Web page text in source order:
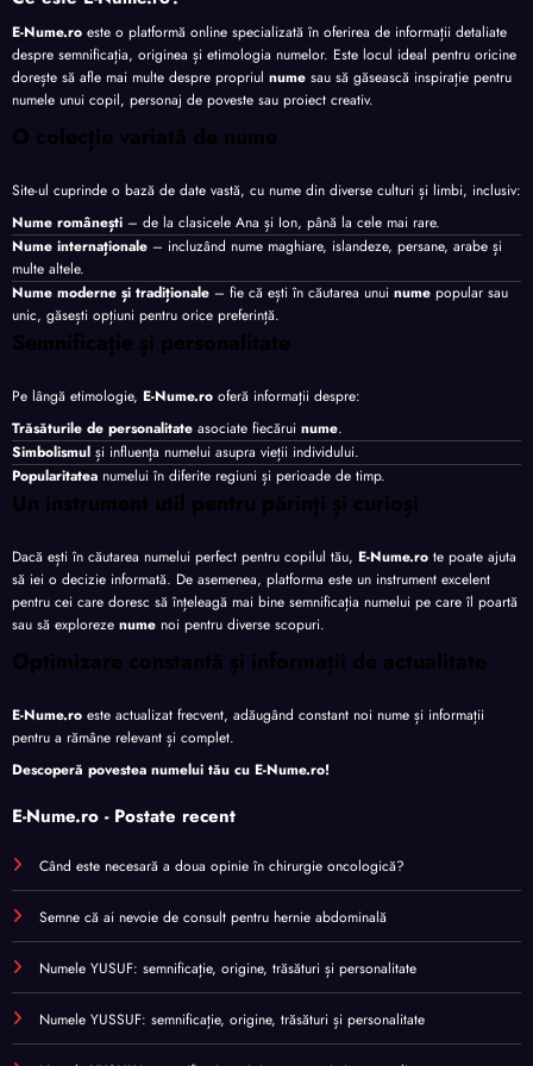
E-Nume.ro este o platformă online specializată în oferirea de informații detaliate
despre semnificația, originea și etimologia numelor. Este locul ideal pentru oricine
dorește să afle mai multe despre propriul nume sau să găsească inspirație pentru
numele unui copil, personaj de poveste sau proiect creativ.
O colecție variată de nume
Site-ul cuprinde o bază de date vastă, cu nume din diverse culturi și limbi, inclusiv:
Nume românești – de la clasicele Ana și Ion, până la cele mai rare.
Nume internaționale – incluzând nume maghiare, islandeze, persane, arabe și
multe altele.
Nume moderne și tradiționale – fie că ești în căutarea unui nume popular sau
unic, găsești opțiuni pentru orice preferință.
Semnificație și personalitate
Pe lângă etimologie, E-Nume.ro oferă informații despre:
Trăsăturile de personalitate asociate fiecărui nume.
Simbolismul și influența numelui asupra vieții individului.
Popularitatea numelui în diferite regiuni și perioade de timp.
Un instrument util pentru părinți și curioși
Dacă ești în căutarea numelui perfect pentru copilul tău, E-Nume.ro te poate ajuta
să iei o decizie informată. De asemenea, platforma este un instrument excelent
pentru cei care doresc să înțeleagă mai bine semnificația numelui pe care îl poartă
sau să exploreze nume noi pentru diverse scopuri.
Optimizare constantă și informații de actualitate
E-Nume.ro este actualizat frecvent, adăugând constant noi nume și informații
pentru a rămâne relevant și complet.
Descoperă povestea numelui tău cu E-Nume.ro!
E-Nume.ro - Postate recent
Când este necesară a doua opinie în chirurgie oncologică?
Semne că ai nevoie de consult pentru hernie abdominală
Numele YUSUF: semnificație, origine, trăsături și personalitate
Numele YUSSUF: semnificație, origine, trăsături și personalitate